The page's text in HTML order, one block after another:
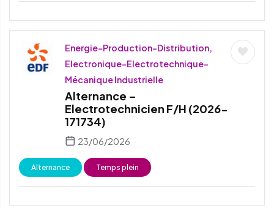
Energie-Production-Distribution,
Electronique-Electrotechnique-
Mécanique Industrielle
Alternance –
Electrotechnicien F/H (2026-
171734)
23/06/2026
Alternance Temps plein